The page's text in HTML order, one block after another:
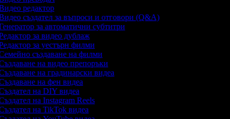
редактор
създател за въпроси и отговори (Q&A)
за автоматични субтитри
за видео дублаж
за уестърн филми
създаване на филми
на видео препоръки
на градинарски видеа
на фен видеа
на DIY видеа
на Instagram Reels
на TikTok видеа